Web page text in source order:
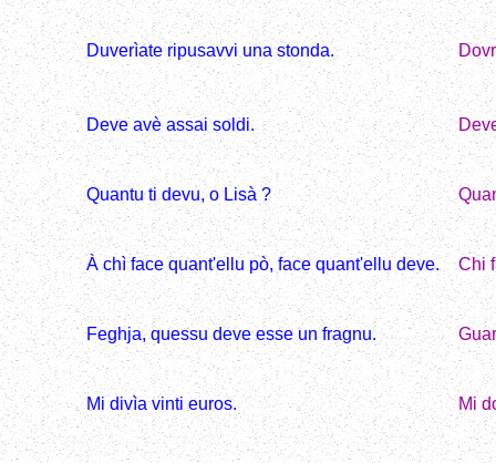
Duverìate ripusavvi una stonda.
Deve avè assai soldi.
Quantu ti devu, o Lisà ?
À chì face quant'ellu pò, face quant'ellu deve. Chi
Feghja, quessu deve esse un fragnu.
Mi divìa vinti euros. Mi